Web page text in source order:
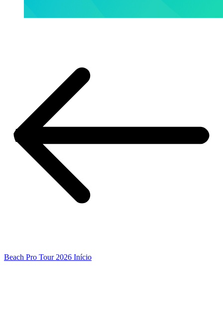
Beach Pro Tour 2026 Início